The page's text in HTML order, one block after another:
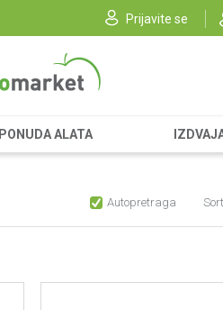
Prijavite se
PONUDA ALATA
Autopretraga